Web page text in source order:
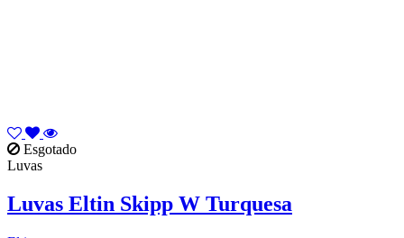
Esgotado
Luvas
Luvas Eltin Skipp W Turquesa